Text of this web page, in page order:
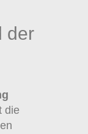
der
die